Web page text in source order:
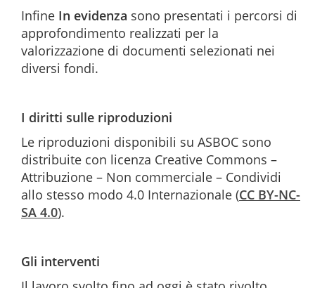
Infine In evidenza sono presentati i percorsi di
approfondimento realizzati per la
valorizzazione di documenti selezionati nei
diversi fondi.
I diritti sulle riproduzioni
Le riproduzioni disponibili su ASBOC sono
distribuite con licenza Creative Commons –
Attribuzione – Non commerciale – Condividi
allo stesso modo 4.0 Internazionale (CC BY-NC-
SA 4.0).
Gli interventi